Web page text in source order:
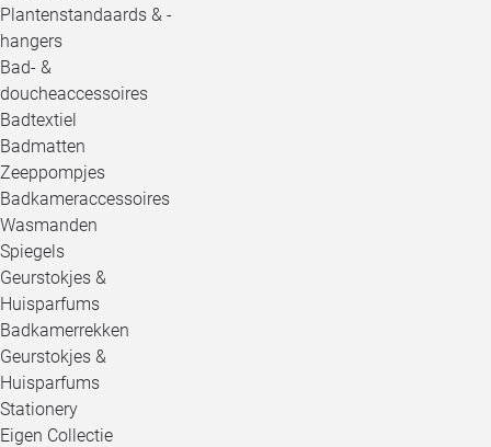
Plantenstandaards & -
hangers
Bad- &
doucheaccessoires
Badtextiel
Badmatten
Zeeppompjes
Badkameraccessoires
Wasmanden
Spiegels
Geurstokjes &
Huisparfums
Badkamerrekken
Geurstokjes &
Huisparfums
Stationery
Eigen Collectie